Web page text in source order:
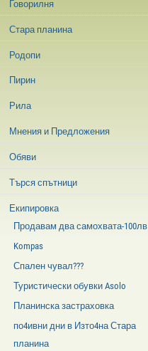
Говорилня
Стара планина
Родопи
Пирин
Рила
Мнения и Предложения
Обяви
Търся спътници
Екипировка
Продавам два самохвата-100лв
Kompas
Спален чувал???
Туристически обувки Asolo
Планинска застраховка
по4ивни дни в Изто4на Стара
планина